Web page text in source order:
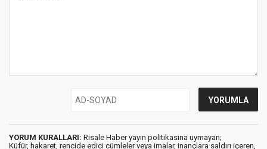
YORUM KURALLARI: Risale Haber yayın politikasına uymayan;
Küfür, hakaret, rencide edici cümleler veya imalar, inançlara saldırı içeren,